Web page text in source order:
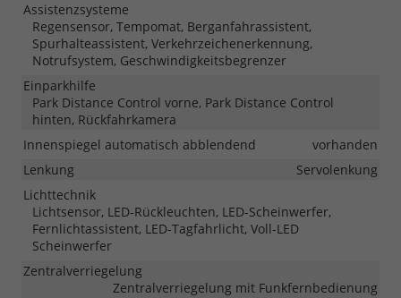
Assistenzsysteme
Regensensor, Tempomat, Berganfahrassistent,
Spurhalteassistent, Verkehrzeichenerkennung,
Notrufsystem, Geschwindigkeitsbegrenzer
Einparkhilfe
Park Distance Control vorne, Park Distance Control
hinten, Rückfahrkamera
Innenspiegel automatisch abblendend
vorhanden
Lenkung
Servolenkung
Lichttechnik
Lichtsensor, LED-Rückleuchten, LED-Scheinwerfer,
Fernlichtassistent, LED-Tagfahrlicht, Voll-LED
Scheinwerfer
Zentralverriegelung
Zentralverriegelung mit Funkfernbedienung